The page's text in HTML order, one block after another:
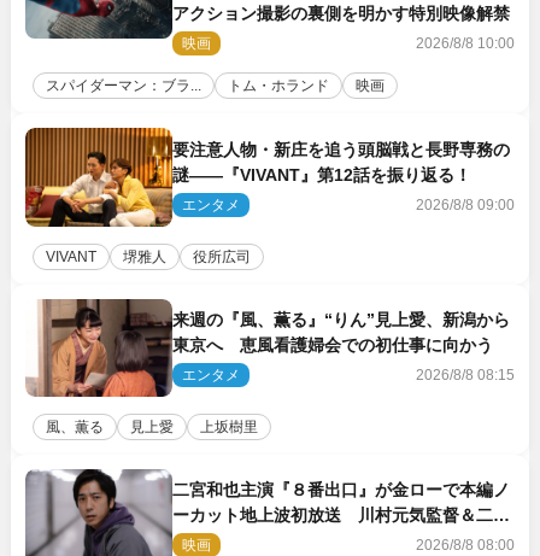
アクション撮影の裏側を明かす特別映像解禁
映画 2026/8/8 10:00
スパイダーマン：ブラ... トム・ホランド 映画
要注意人物・新庄を追う頭脳戦と長野専務の
謎――『VIVANT』第12話を振り返る！
エンタメ 2026/8/8 09:00
VIVANT 堺雅人 役所広司
来週の『風、薫る』“りん”見上愛、新潟から
東京へ 恵風看護婦会での初仕事に向かう
エンタメ 2026/8/8 08:15
風、薫る 見上愛 上坂樹里
二宮和也主演『８番出口』が金ローで本編ノ
ーカット地上波初放送 川村元気監督＆二宮
コメント到着
映画 2026/8/8 08:00